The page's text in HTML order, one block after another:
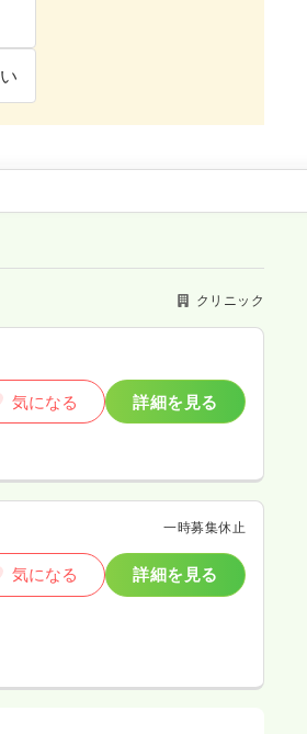
クリニック
気になる 詳細を見る
一時募集休止
気になる 詳細を見る